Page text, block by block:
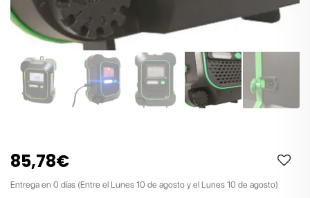
85,78€
Entrega en 0 días (Entre el Lunes 10 de agosto y el Lunes 10 de agosto)